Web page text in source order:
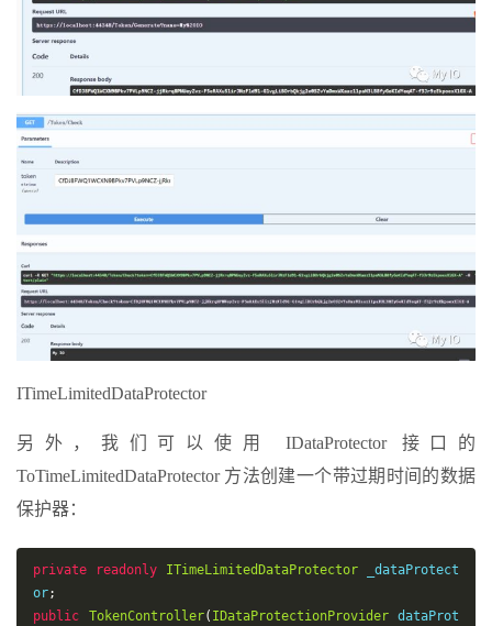
ITimeLimitedDataProtector
另外，我们可以使用 IDataProtector 接口的
ToTimeLimitedDataProtector 方法创建一个带过期时间的数据
保护器：
private readonly ITimeLimitedDataProtector _dataProtect
or;
public
TokenController( IDataProtectionProvider dataProt